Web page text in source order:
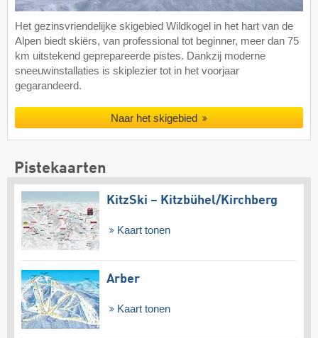
Het gezinsvriendelijke skigebied Wildkogel in het hart van de
Alpen biedt skiërs, van professional tot beginner, meer dan 75
km uitstekend geprepareerde pistes. Dankzij moderne
sneeuwinstallaties is skiplezier tot in het voorjaar
gegarandeerd.
Naar het skigebied
Pistekaarten
KitzSki – Kitzbühel/​Kirchberg
Kaart tonen
Arber
Kaart tonen